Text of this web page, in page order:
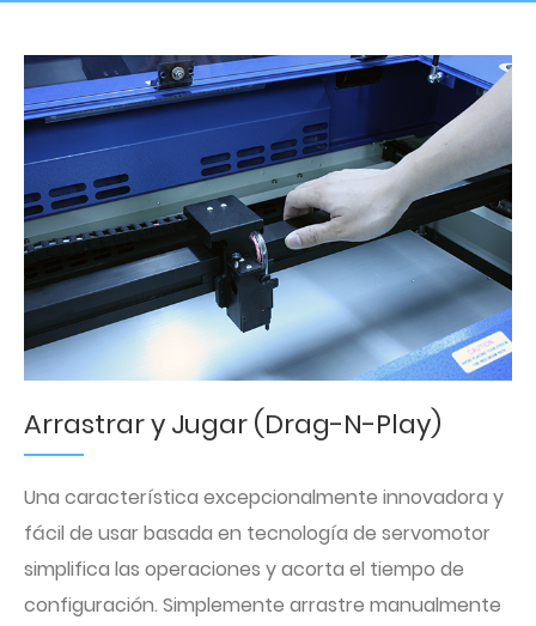
Arrastrar y Jugar (Drag-N-Play)
Una característica excepcionalmente innovadora y
fácil de usar basada en tecnología de servomotor
simplifica las operaciones y acorta el tiempo de
configuración. Simplemente arrastre manualmente